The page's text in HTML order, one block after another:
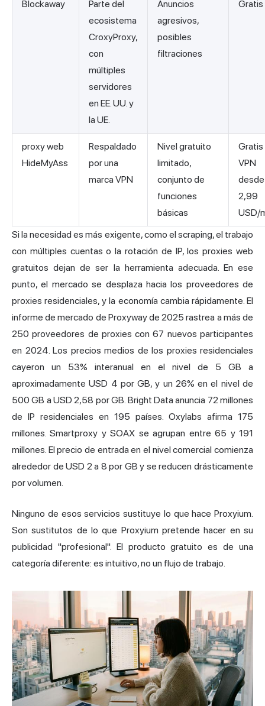
Blockaway
Parte del
ecosistema
CroxyProxy,
con
múltiples
servidores
en EE. UU. y
la UE.
Anuncios
agresivos,
posibles
filtraciones
Gratis
proxy web
HideMyAss
Respaldado
por una
marca VPN
Nivel gratuito
limitado,
conjunto de
funciones
básicas
Gratis
VPN
desde
2,99
USD/
Si la necesidad es más exigente, como el scraping, el trabajo
con múltiples cuentas o la rotación de IP, los proxies web
gratuitos dejan de ser la herramienta adecuada. En ese
punto, el mercado se desplaza hacia los proveedores de
proxies residenciales, y la economía cambia rápidamente. El
informe de mercado de Proxyway de 2025 rastrea a más de
250 proveedores de proxies con 67 nuevos participantes
en 2024. Los precios medios de los proxies residenciales
cayeron un 53% interanual en el nivel de 5 GB a
aproximadamente USD 4 por GB, y un 26% en el nivel de
500 GB a USD 2,58 por GB. Bright Data anuncia 72 millones
de IP residenciales en 195 países. Oxylabs afirma 175
millones. Smartproxy y SOAX se agrupan entre 65 y 191
millones. El precio de entrada en el nivel comercial comienza
alrededor de USD 2 a 8 por GB y se reducen drásticamente
por volumen.
Ninguno de esos servicios sustituye lo que hace Proxyium.
Son sustitutos de lo que Proxyium pretende hacer en su
publicidad "profesional". El producto gratuito es de una
categoría diferente: es intuitivo, no un flujo de trabajo.